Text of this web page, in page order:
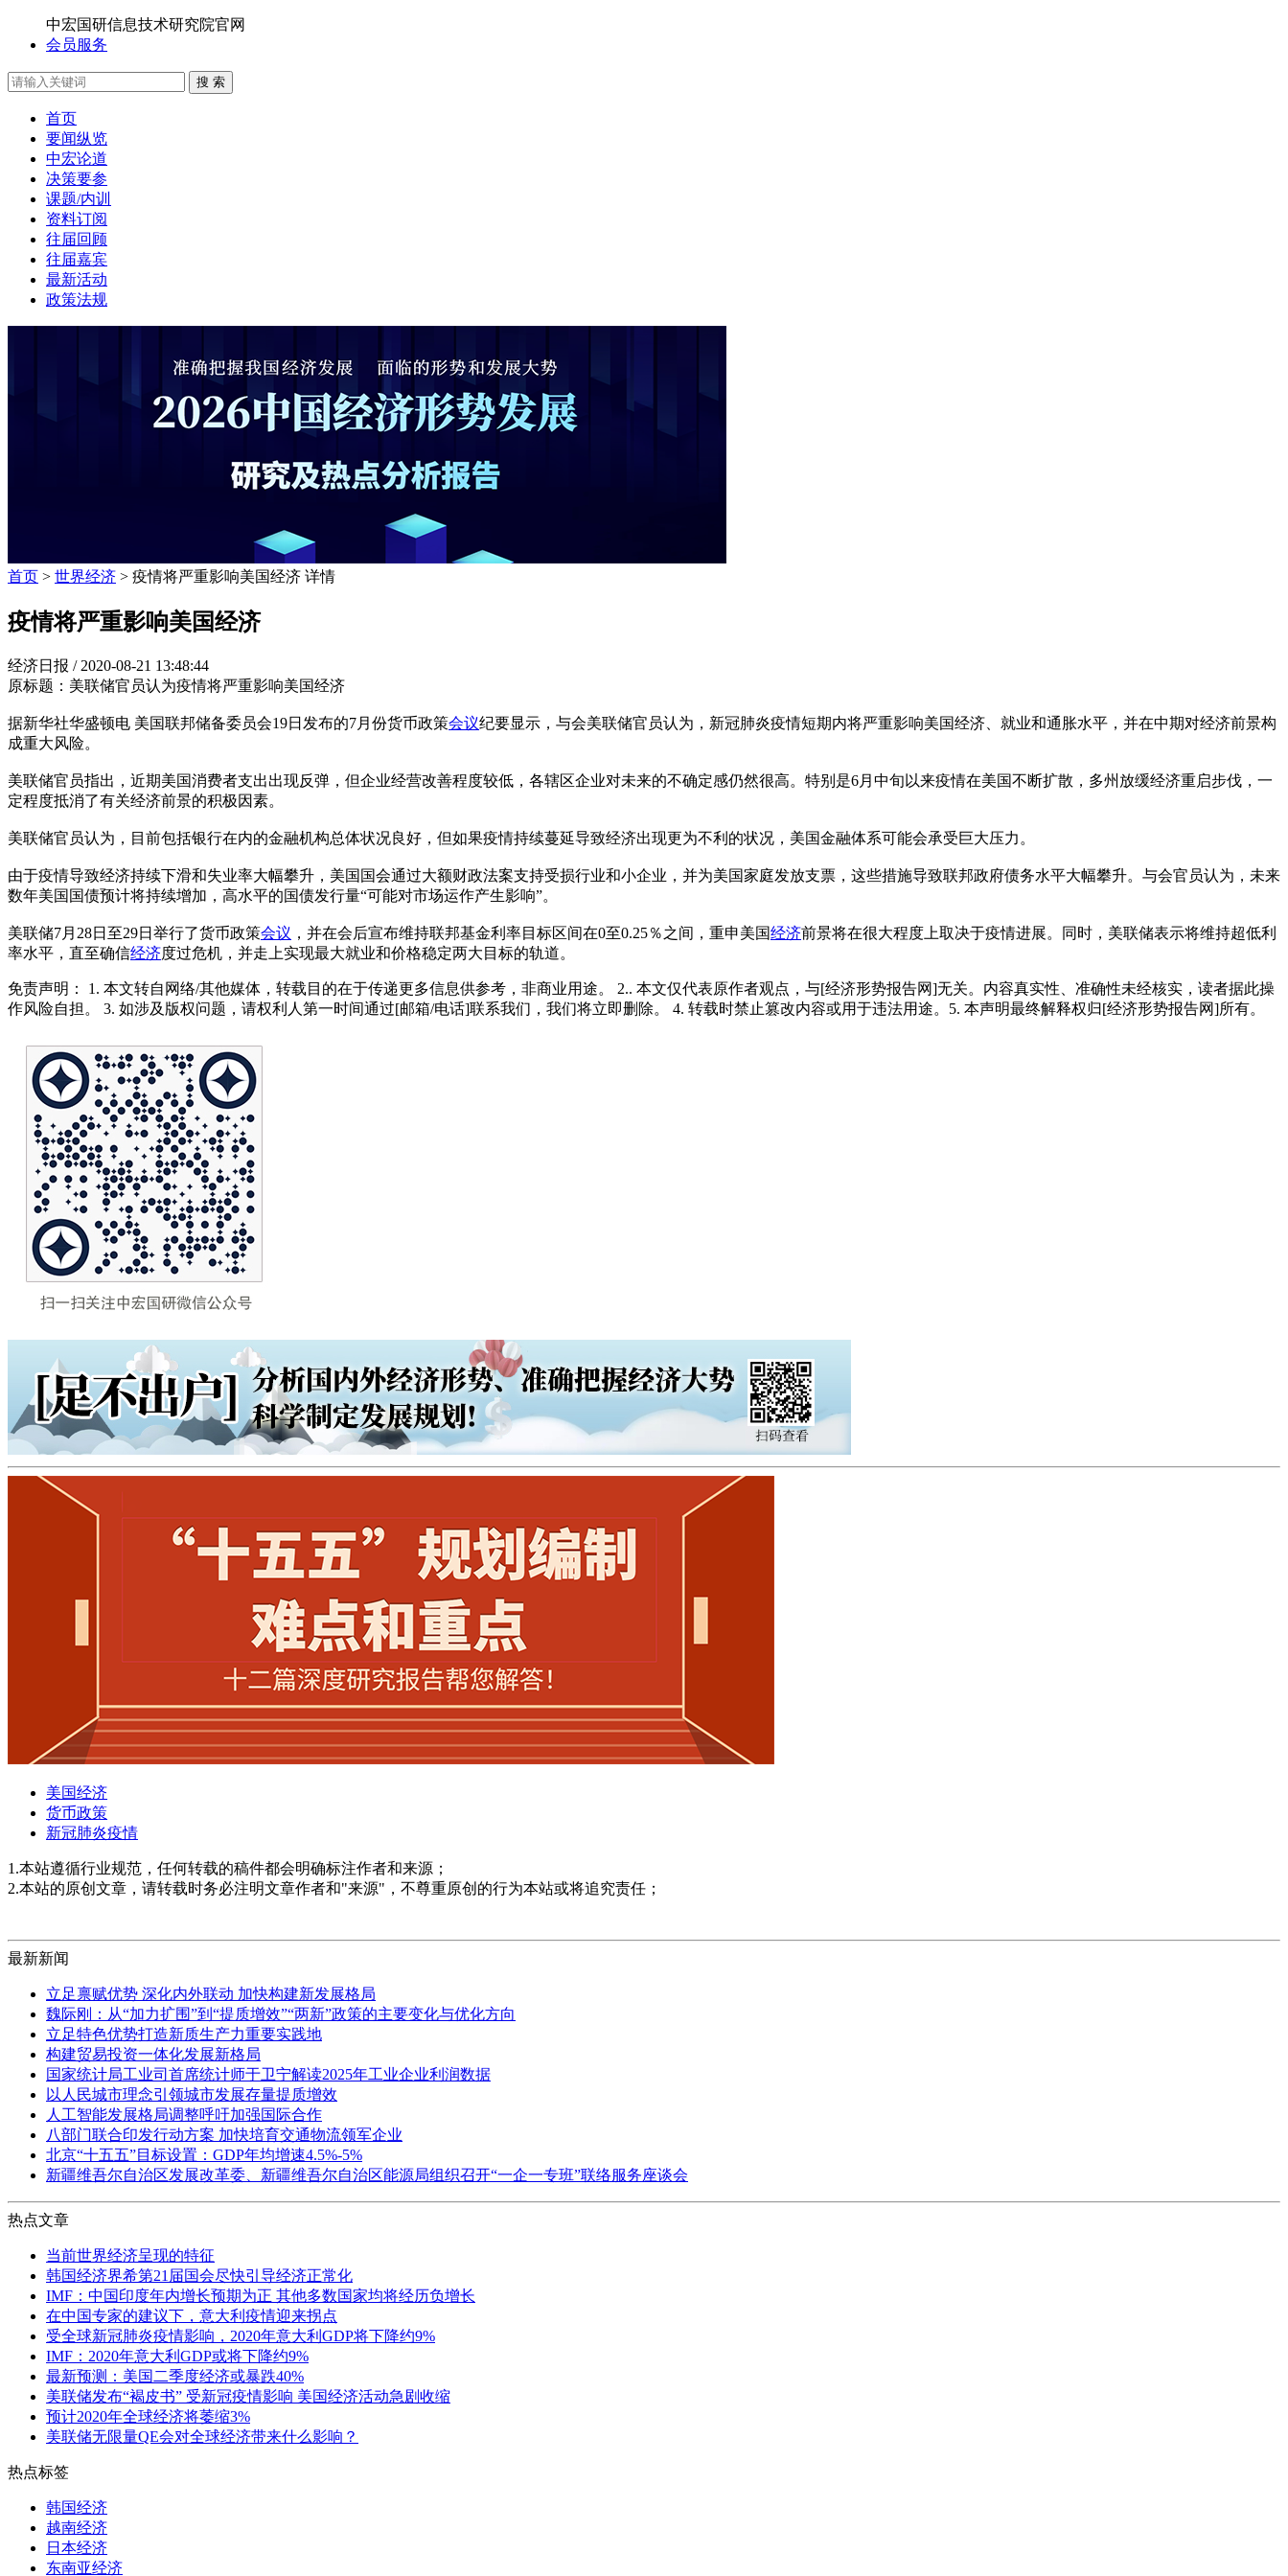
中宏国研信息技术研究院官网
会员服务
搜 索
首页
要闻纵览
中宏论道
决策要参
课题/内训
资料订阅
往届回顾
往届嘉宾
最新活动
政策法规
首页 > 世界经济 > 疫情将严重影响美国经济 详情
疫情将严重影响美国经济
经济日报 / 2020-08-21 13:48:44
原标题：美联储官员认为疫情将严重影响美国经济
据新华社华盛顿电 美国联邦储备委员会19日发布的7月份货币政策会议纪要显示，与会美联储官员认为，新冠肺炎疫情短期内将严重影响美国经济、就业和通胀水平，并在中期对经济前景构
成重大风险。
美联储官员指出，近期美国消费者支出出现反弹，但企业经营改善程度较低，各辖区企业对未来的不确定感仍然很高。特别是6月中旬以来疫情在美国不断扩散，多州放缓经济重启步伐，一
定程度抵消了有关经济前景的积极因素。
美联储官员认为，目前包括银行在内的金融机构总体状况良好，但如果疫情持续蔓延导致经济出现更为不利的状况，美国金融体系可能会承受巨大压力。
由于疫情导致经济持续下滑和失业率大幅攀升，美国国会通过大额财政法案支持受损行业和小企业，并为美国家庭发放支票，这些措施导致联邦政府债务水平大幅攀升。与会官员认为，未来
数年美国国债预计将持续增加，高水平的国债发行量“可能对市场运作产生影响”。
美联储7月28日至29日举行了货币政策会议 ，并在会后宣布维持联邦基金利率目标区间在0至0.25％之间，重申美国经济前景将在很大程度上取决于疫情进展。同时，美联储表示将维持超低利
率水平，直至确信经济度过危机，并走上实现最大就业和价格稳定两大目标的轨道。
免责声明： 1. 本文转自网络/其他媒体，转载目的在于传递更多信息供参考，非商业用途。 2.. 本文仅代表原作者观点，与[经济形势报告网]无关。内容真实性、准确性未经核实，读者据此操
作风险自担。 3. 如涉及版权问题，请权利人第一时间通过[邮箱/电话]联系我们，我们将立即删除。 4. 转载时禁止篡改内容或用于违法用途。5. 本声明最终解释权归[经济形势报告网]所有。
美国经济
货币政策
新冠肺炎疫情
1.本站遵循行业规范，任何转载的稿件都会明确标注作者和来源；
2.本站的原创文章，请转载时务必注明文章作者和"来源"，不尊重原创的行为本站或将追究责任；
最新新闻
立足禀赋优势 深化内外联动 加快构建新发展格局
魏际刚：从“加力扩围”到“提质增效”“两新”政策的主要变化与优化方向
立足特色优势打造新质生产力重要实践地
构建贸易投资一体化发展新格局
国家统计局工业司首席统计师于卫宁解读2025年工业企业利润数据
以人民城市理念引领城市发展存量提质增效
人工智能发展格局调整呼吁加强国际合作
八部门联合印发行动方案 加快培育交通物流领军企业
北京“十五五”目标设置：GDP年均增速4.5%-5%
新疆维吾尔自治区发展改革委、新疆维吾尔自治区能源局组织召开“一企一专班”联络服务座谈会
热点文章
当前世界经济呈现的特征
韩国经济界希第21届国会尽快引导经济正常化
IMF：中国印度年内增长预期为正 其他多数国家均将经历负增长
在中国专家的建议下，意大利疫情迎来拐点
受全球新冠肺炎疫情影响，2020年意大利GDP将下降约9%
IMF：2020年意大利GDP或将下降约9%
最新预测：美国二季度经济或暴跌40%
美联储发布“褐皮书” 受新冠疫情影响 美国经济活动急剧收缩
预计2020年全球经济将萎缩3%
美联储无限量QE会对全球经济带来什么影响？
热点标签
韩国经济
越南经济
日本经济
东南亚经济